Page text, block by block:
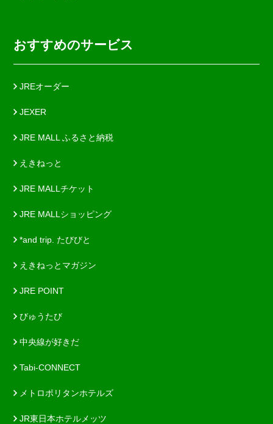
おすすめのサービス
JREオーダー
JEXER
JRE MALL ふるさと納税
えきねっと
JRE MALLチケット
JRE MALLショッピング
*and trip. たびびと
えきねっとマガジン
JRE POINT
びゅうたび
中央線が好きだ
Tabi-CONNECT
メトロポリタンホテルズ
JR東日本ホテルメッツ